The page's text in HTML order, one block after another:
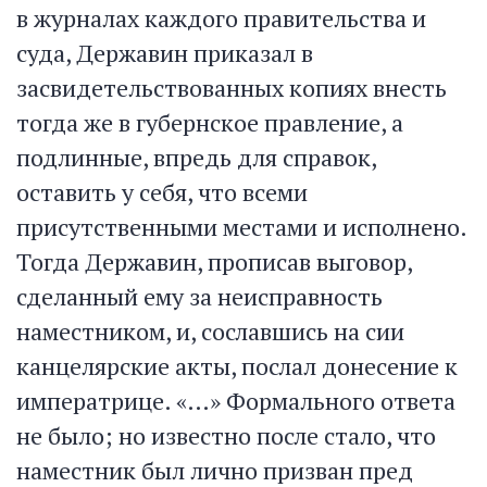
в журналах каждого правительства и
суда, Державин приказал в
засвидетельствованных копиях внесть
тогда же в губернское правление, а
подлинные, впредь для справок,
оставить у себя, что всеми
присутственными местами и исполнено.
Тогда Державин, прописав выговор,
сделанный ему за неисправность
наместником, и, сославшись на сии
канцелярские акты, послал донесение к
императрице. «…» Формального ответа
не было; но известно после стало, что
наместник был лично призван пред